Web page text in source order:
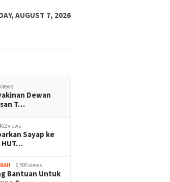
AUGUST 7, 2026
Dewan
T…
views
Sayap ke
HUT…
6,505 views
Bantuan Untuk